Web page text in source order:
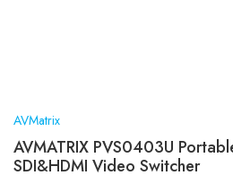
AVMatrix
AVMATRIX PVS0403U
SDI&HDMI Video Switcher